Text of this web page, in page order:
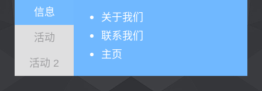
信息
活动
活动 2
关于我们
联系我们
主页